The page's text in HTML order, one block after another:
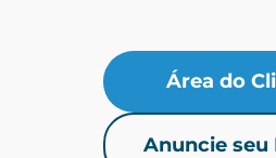
Área do
Anuncie seu